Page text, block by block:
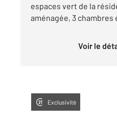
espaces vert de la
aménagée, 3 chambres
Voir le
Exclusivité